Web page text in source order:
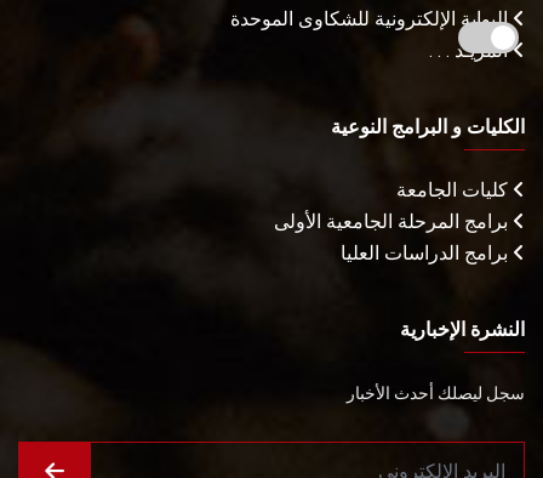
البوابة الإلكترونية للشكاوى الموحدة
المزيـد . . .
الكليات و البرامج النوعية
كليات الجامعة
برامج المرحلة الجامعية الأولى
برامج الدراسات العليا
النشرة الإخبارية
سجل ليصلك أحدث الأخبار